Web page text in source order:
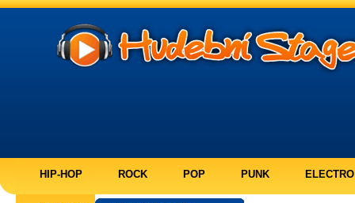
HIP-HOP ROCK POP PUNK ELECTRO